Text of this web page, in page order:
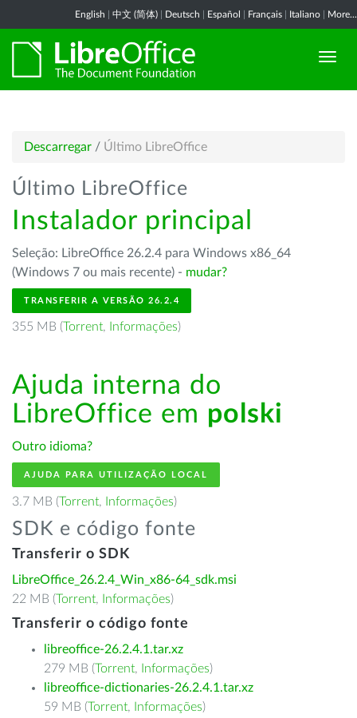
English 中文 (简体) Deutsch Español Français Italiano More...
Descarregar / Último LibreOffice
Último LibreOffice
Instalador principal
Seleção: LibreOffice 26.2.4 para Windows x86_64
(Windows 7 ou mais recente) - mudar?
TRANSFERIR A VERSÃO 26.2.4
355 MB (Torrent, Informações)
Ajuda interna do
LibreOffice em polski
Outro idioma?
AJUDA PARA UTILIZAÇÃO LOCAL
3.7 MB (Torrent, Informações)
SDK e código fonte
Transferir o SDK
LibreOffice_26.2.4_Win_x86-64_sdk.msi
22 MB (Torrent, Informações)
Transferir o código fonte
libreoffice-26.2.4.1.tar.xz
279 MB (Torrent, Informações)
libreoffice-dictionaries-26.2.4.1.tar.xz
59 MB (Torrent, Informações)